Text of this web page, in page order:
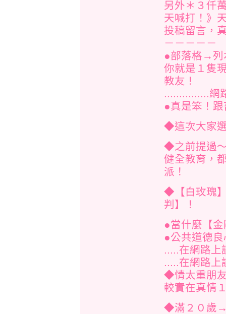
另外＊３
天喊打！》
投稿留言，
－－－－－
●部落格→列
你就是１隻
教友！
...............網
●真是笨！
◆這次大家
◆之前提過
健全教育，
派！
◆【白玫瑰
判】！
●當什麼【
●公共道德
.....在網路上
.....在網路上
◆情太重朋
較實在真情
◆滿２０歲→